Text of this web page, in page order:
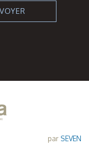
par SEVEN